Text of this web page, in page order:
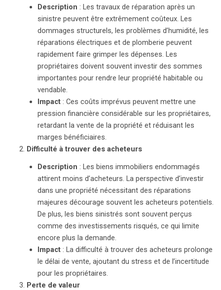
Description : Les travaux de réparation après un
sinistre peuvent être extrêmement coûteux. Les
dommages structurels, les problèmes d’humidité, les
réparations électriques et de plomberie peuvent
rapidement faire grimper les dépenses. Les
propriétaires doivent souvent investir des sommes
importantes pour rendre leur propriété habitable ou
vendable.
Impact: Ces coûts imprévus peuvent mettre une
pression financière considérable sur les propriétaires,
retardant la vente de la propriété et réduisant les
marges bénéficiaires.
Difficulté à trouver des acheteurs
Description : Les biens immobiliers endommagés
attirent moins d’acheteurs. La perspective d’investir
dans une propriété nécessitant des réparations
majeures décourage souvent les acheteurs potentiels.
De plus, les biens sinistrés sont souvent perçus
comme des investissements risqués, ce qui limite
encore plus la demande.
Impact: La difficulté à trouver des acheteurs prolonge
le délai de vente, ajoutant du stress et de l’incertitude
pour les propriétaires.
Perte de valeur